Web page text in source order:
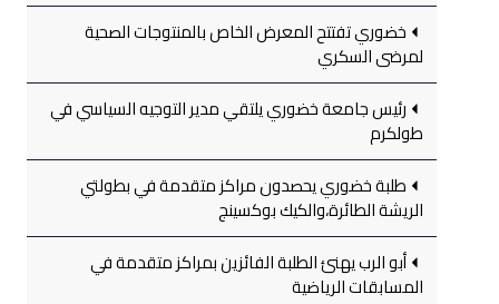
خضوري تفتتح المعرض الخاص بالمنتوجات الصحية
لمرضى السكري
رئيس جامعة خضوري يلتقي مدير التوجيه السياسي في
طولكرم
طلبة خضوري يحصدون مراكز متقدمة في بطولتي
الريشة الطائرة،والكيك بوكسينج
أبو الرب يهنئ الطلبة الفائزين بمراكز متقدمة في
المسابقات الرياضية